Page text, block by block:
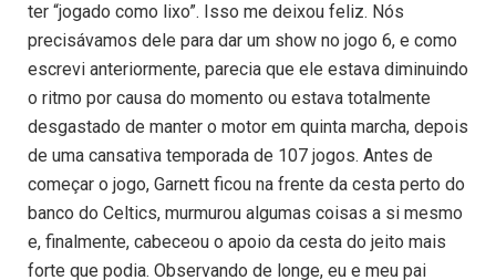
ter “jogado como lixo”. Isso me deixou feliz. Nós
precisávamos dele para dar um show no jogo 6, e como
escrevi anteriormente, parecia que ele estava diminuindo
o ritmo por causa do momento ou estava totalmente
desgastado de manter o motor em quinta marcha, depois
de uma cansativa temporada de 107 jogos. Antes de
começar o jogo, Garnett ficou na frente da cesta perto do
banco do Celtics, murmurou algumas coisas a si mesmo
e, finalmente, cabeceou o apoio da cesta do jeito mais
forte que podia. Observando de longe, eu e meu pai